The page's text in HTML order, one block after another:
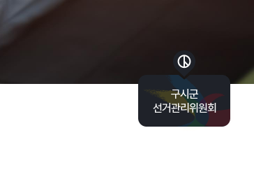
구시군
선거관리위원회
바로가기 목록 열기